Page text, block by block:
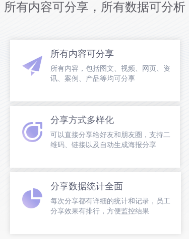
所有内容可分享，所有数据可分析
所有内容可分享
所有内容，包括图文、视频、网页、资
讯、案例、产品等均可分享
分享方式多样化
可以直接分享给好友和朋友圈，支持二
维码、链接以及自动生成海报分享
分享数据统计全面
每次分享都有详细的统计和记录，员工
分享效果有排行，方便监控结果